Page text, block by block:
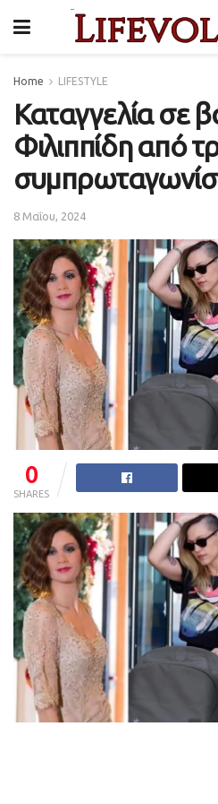
Home LIFESTYLE
Καταγγελία σε
Φιλιππίδη από
8 Μαΐου, 2024
0
SHARES